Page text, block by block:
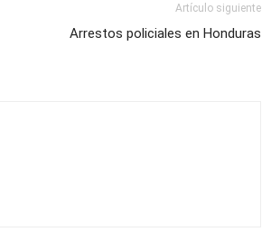
Artículo siguiente
Arrestos policiales en Honduras